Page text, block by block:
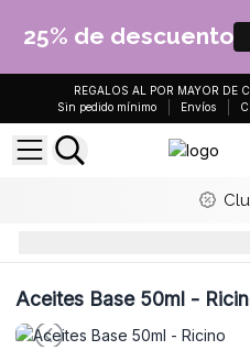
25% de descuento
REGALOS AL POR MAYOR DE
Sin pedido mínimo
Envíos
Aceites Base 50ml -